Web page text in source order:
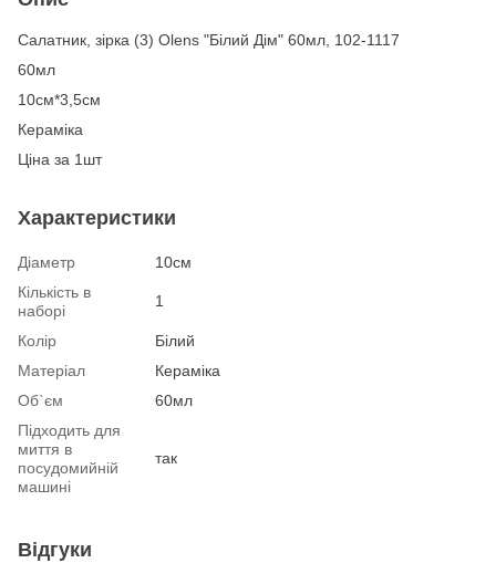
Салатник, зірка (3) Olens "Білий Дім" 60мл, 102-1117
60мл
10см*3,5см
Кераміка
Ціна за 1шт
Характеристики
Діаметр
10см
Кількість в
наборі
1
Колір
Білий
Матеріал
Кераміка
Об`єм
60мл
Підходить для
миття в
посудомийній
машині
так
Відгуки